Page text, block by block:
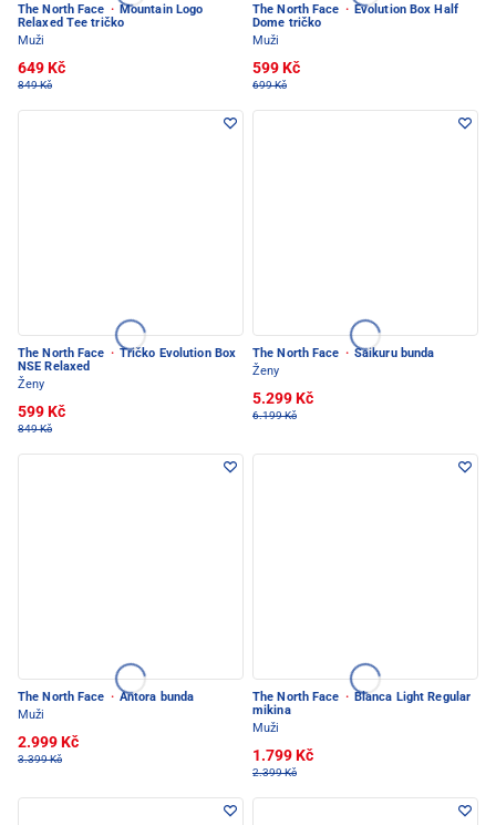
The North Face · Mountain Logo
Relaxed Tee tričko
Muži
649 Kč
849 Kč
The North Face · Evolution Box Half
Dome tričko
Muži
599 Kč
699 Kč
The North Face · Tričko Evolution Box
NSE Relaxed
Ženy
599 Kč
849 Kč
The North Face · Saikuru bunda
Ženy
5.299 Kč
6.199 Kč
The North Face · Antora bunda
Muži
2.999 Kč
3.399 Kč
The North Face · Blanca Light Regular
mikina
Muži
1.799 Kč
2.399 Kč